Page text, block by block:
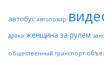
автобус автопожар
драка женщина за рулем
общественный транспорт